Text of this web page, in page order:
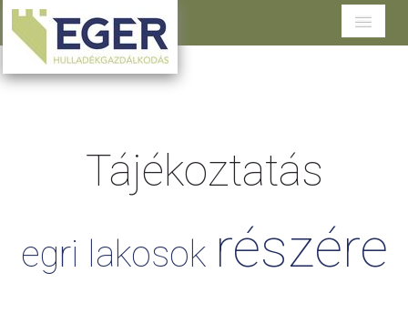
Szolgáltatások területenként
Ügyfélszolgálat
Tájékoztatás
egri lakosok részére